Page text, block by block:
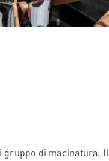
di macinatura. Il